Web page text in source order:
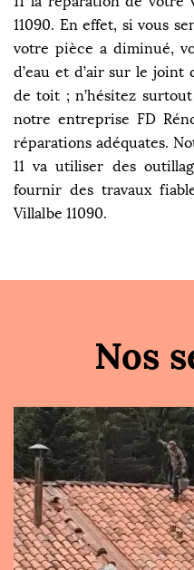
11090. En effet, si vous
votre pièce a diminué,
d’eau et d’air sur le joint
de toit ; n’hésitez
notre entreprise FD
réparations adéquates.
11 va utiliser des
fournir des travaux
Villalbe 11090.
Nos